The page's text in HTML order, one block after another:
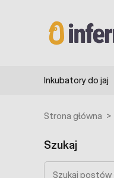
Inkubatory do jaj
Strona główna >
Szukaj
Szukaj